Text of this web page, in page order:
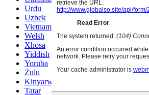
Urdu
Uzbek
Vietnamese
Welsh
Xhosa
Yiddish
Yoruba
Zulu
Kinyarwanda
Tatar